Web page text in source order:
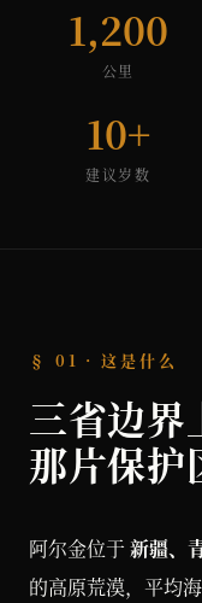
1,200
公里
10+
建议岁数
§ 01 · 这是什么
三省边界
那片保护
阿尔金位于 新疆、
的高原荒漠，平均